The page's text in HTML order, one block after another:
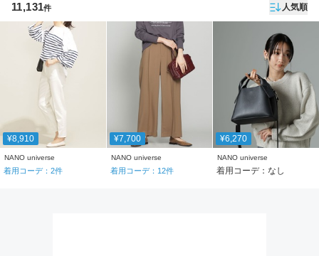
11,131件 人気順
アイテム一覧
¥8,910
NANO universe
着用コーデ： 2件
¥7,700
NANO universe
着用コーデ： 12件
¥6,270
NANO universe
着用コーデ：なし